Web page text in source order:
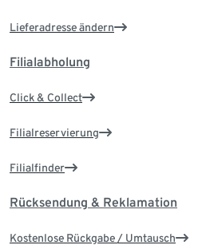
Lieferadresse ändern
Filialabholung
Click & Collect
Filialreservierung
Filialfinder
Rücksendung & Reklamation
Kostenlose Rückgabe / Umtausch